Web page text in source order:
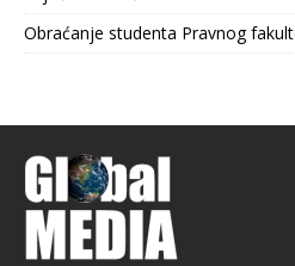
Obraćanje studenta Pravnog